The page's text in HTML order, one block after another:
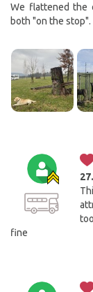
We flattened the
both "on the stop".
fine